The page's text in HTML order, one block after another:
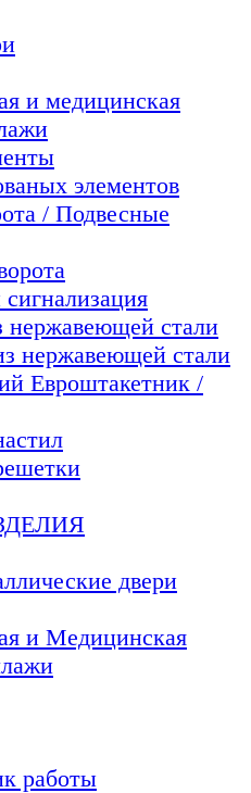
и медицинская
элементов
/ Подвесные
нержавеющей стали
нержавеющей стали
Евроштакетник /
двери
и Медицинская
работы